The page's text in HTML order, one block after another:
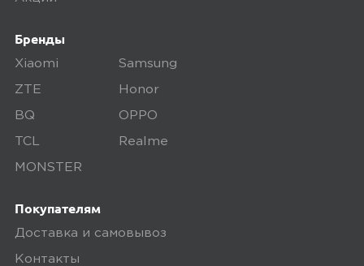
поэтому товар доставляется во вскрытой
упаковке. Исключение составляют
некоторые виды товаров под
Дополнительные вопросы вы можете
Бренды
Xiaomi Samsung
ZTE Honor
BQ OPPO
TCL Realme
MONSTER
Покупателям
Доставка и самовывоз
Контакты